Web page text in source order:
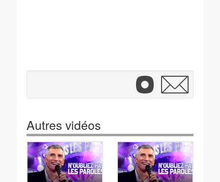
Autres vidéos